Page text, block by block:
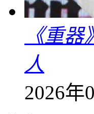
《重
人
2026年